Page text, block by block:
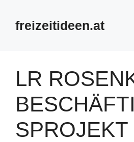
Inhalt
springenfreizeitideen.at
LR
SPROJEKT